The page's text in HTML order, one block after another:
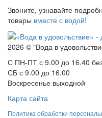
Звоните, узнавайте
товары вместе с водой!
2026 © "Вода в
С ПН-ПТ с 9.00 до 16.40
СБ с 9.00 до 16.00
Воскресенье выходной
Карта сайта
Политика обработки